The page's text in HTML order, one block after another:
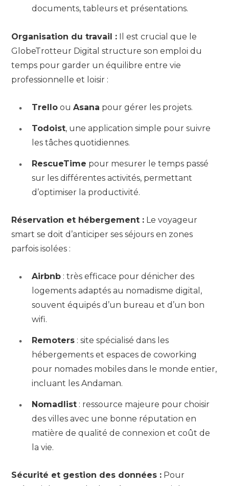
documents, tableurs et présentations.
Organisation du travail : Il est crucial que le
GlobeTrotteur Digital structure son emploi du
temps pour garder un équilibre entre vie
professionnelle et loisir :
Trello ou Asana pour gérer les projets.
Todoist, une application simple pour suivre
les tâches quotidiennes.
RescueTime pour mesurer le temps passé
sur les différentes activités, permettant
d’optimiser la productivité.
Réservation et hébergement : Le voyageur
smart se doit d’anticiper ses séjours en zones
parfois isolées :
Airbnb : très efficace pour dénicher des
logements adaptés au nomadisme digital,
souvent équipés d’un bureau et d’un bon
wifi.
Remoters : site spécialisé dans les
hébergements et espaces de coworking
pour nomades mobiles dans le monde entier,
incluant les Andaman.
Nomadlist : ressource majeure pour choisir
des villes avec une bonne réputation en
matière de qualité de connexion et coût de
la vie.
Sécurité et gestion des données : Pour